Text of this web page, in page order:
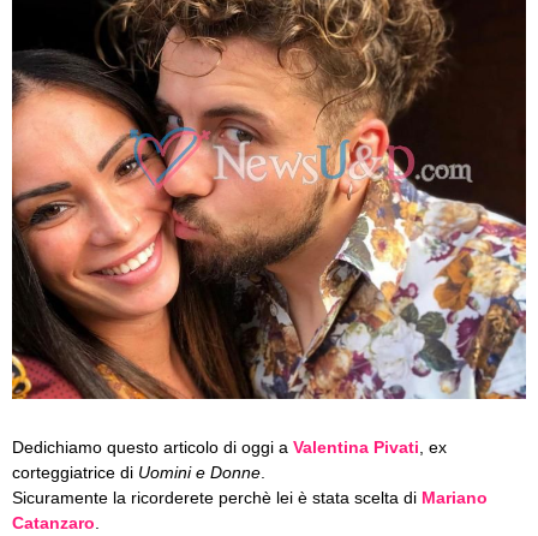
Dedichiamo questo articolo di oggi a Valentina Pivati , ex
corteggiatrice di Uomini e Donne
Sicuramente la ricorderete perchè lei è stata scelta di Mariano
Catanzaro